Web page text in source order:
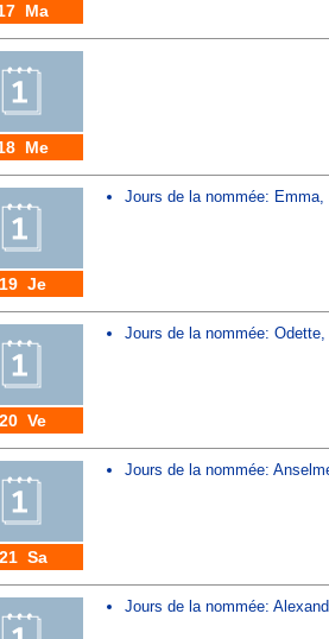
Ma
Me
19 Je
Jours de la nommée: Emma,
20 Ve
Jours de la nommée: Odette,
21 Sa
Jours de la nommée:
Jours de la nommée: